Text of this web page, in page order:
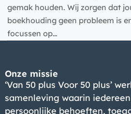
gemak houden. Wij zorgen dat
boekhouding geen probleem is
focussen op…
Onze missie
‘Van 50 plus Voor 50 plus’
samenleving waarin
persoonlijke behoeften,